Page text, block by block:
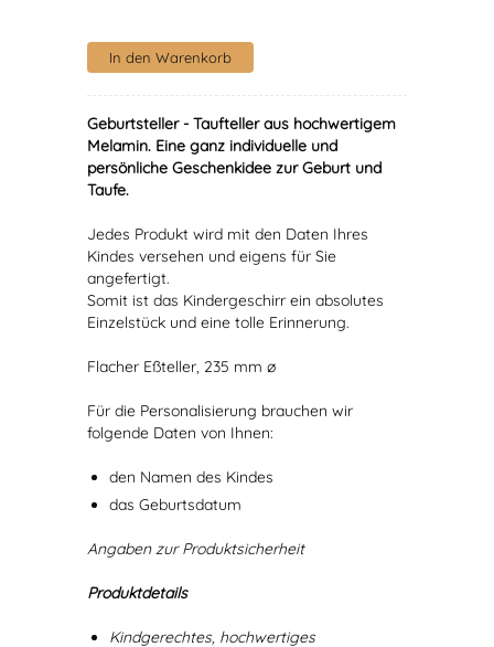
Geburtsteller - Taufteller aus hochwertigem
Melamin. Eine ganz individuelle und
persönliche Geschenkidee zur Geburt und
Taufe.
Jedes Produkt wird mit den Daten Ihres
Kindes versehen und eigens für Sie
angefertigt.
Somit ist das Kindergeschirr ein absolutes
Einzelstück und eine tolle Erinnerung.
Flacher Eßteller, 235 mm ø
Für die Personalisierung brauchen wir
folgende Daten von Ihnen:
den Namen des Kindes
das Geburtsdatum
Angaben zur Produktsicherheit
Produktdetails
Kindgerechtes, hochwertiges